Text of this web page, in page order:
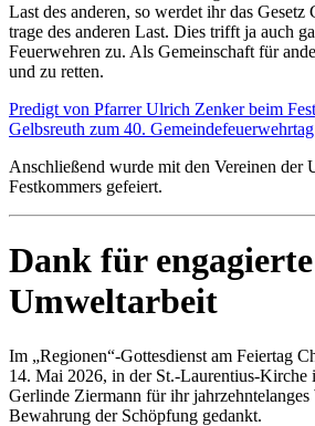
Last des anderen, so werdet ihr das
trage des anderen Last. Dies trifft ja auch
Feuerwehren zu. Als Gemeinschaft für
und zu retten.
Predigt von Pfarrer Ulrich Zenker beim
Gelbsreuth zum 40.
Anschließend wurde mit den Vereinen der
Festkommers gefeiert.
Dank für engagierte
Umweltarbeit
Im „Regionen“-Gottesdienst am Feiertag
14. Mai 2026, in der St.-Laurentius-Kirche
Gerlinde Ziermann für ihr
Bewahrung der Schöpfung gedankt.